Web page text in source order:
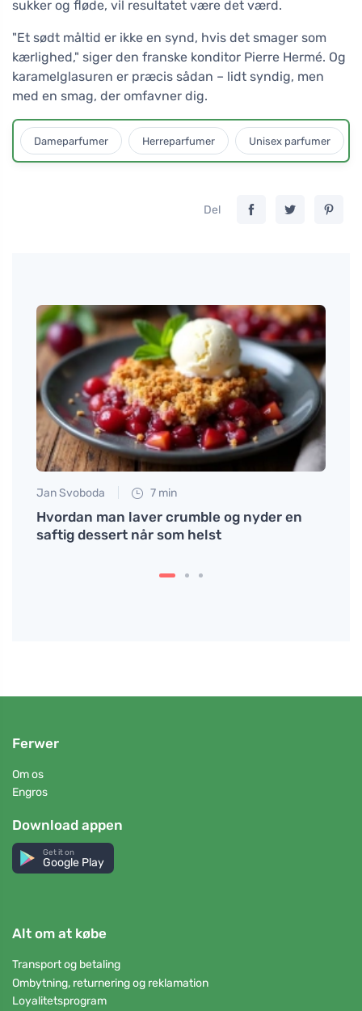
sukker og fløde, vil resultatet være det værd.
"Et sødt måltid er ikke en synd, hvis det smager som
kærlighed," siger den franske konditor Pierre Hermé. Og
karamelglasuren er præcis sådan – lidt syndig, men
med en smag, der omfavner dig.
Dameparfumer Herreparfumer Unisex parfumer
Del
Jan Svoboda 7 min
Hvordan man laver crumble og nyder en
saftig dessert når som helst
Ferwer
Om os
Engros
Download appen
Get it on
Google Play
Alt om at købe
Transport og betaling
Ombytning, returnering og reklamation
Loyalitetsprogram